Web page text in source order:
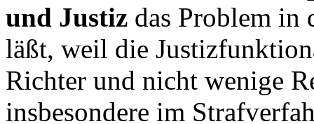
und Justiz das Problem in
läßt, weil die
Richter und nicht wenige
insbesondere im